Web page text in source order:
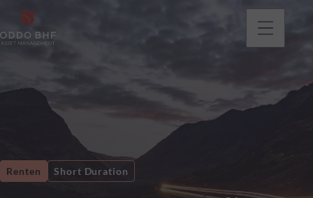
Renten Short Duration